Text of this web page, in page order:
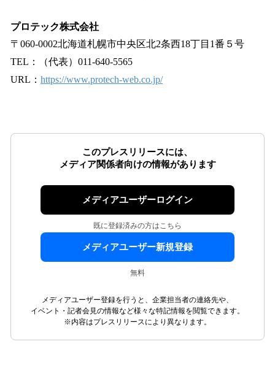
プロテック株式会社
〒060-0002北海道札幌市中央区北2条西18丁目1番５号
TEL：（代表）011-640-5565
URL： https://www.protech-web.co.jp/
このプレスリリースには、
メディア関係者向けの情報があります
メディアユーザーログイン
既に登録済みの方はこちら
メディアユーザー新規登録
無料
メディアユーザー登録を行うと、企業担当者の連絡先や、
イベント・記者会見の情報など様々な特記情報を閲覧できます。
※内容はプレスリリースにより異なります。